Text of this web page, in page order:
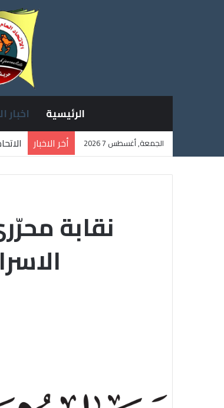
الرئيسية اخبار
الجمعة, أغسطس 7 2026 أخر الاخبار
نقابة